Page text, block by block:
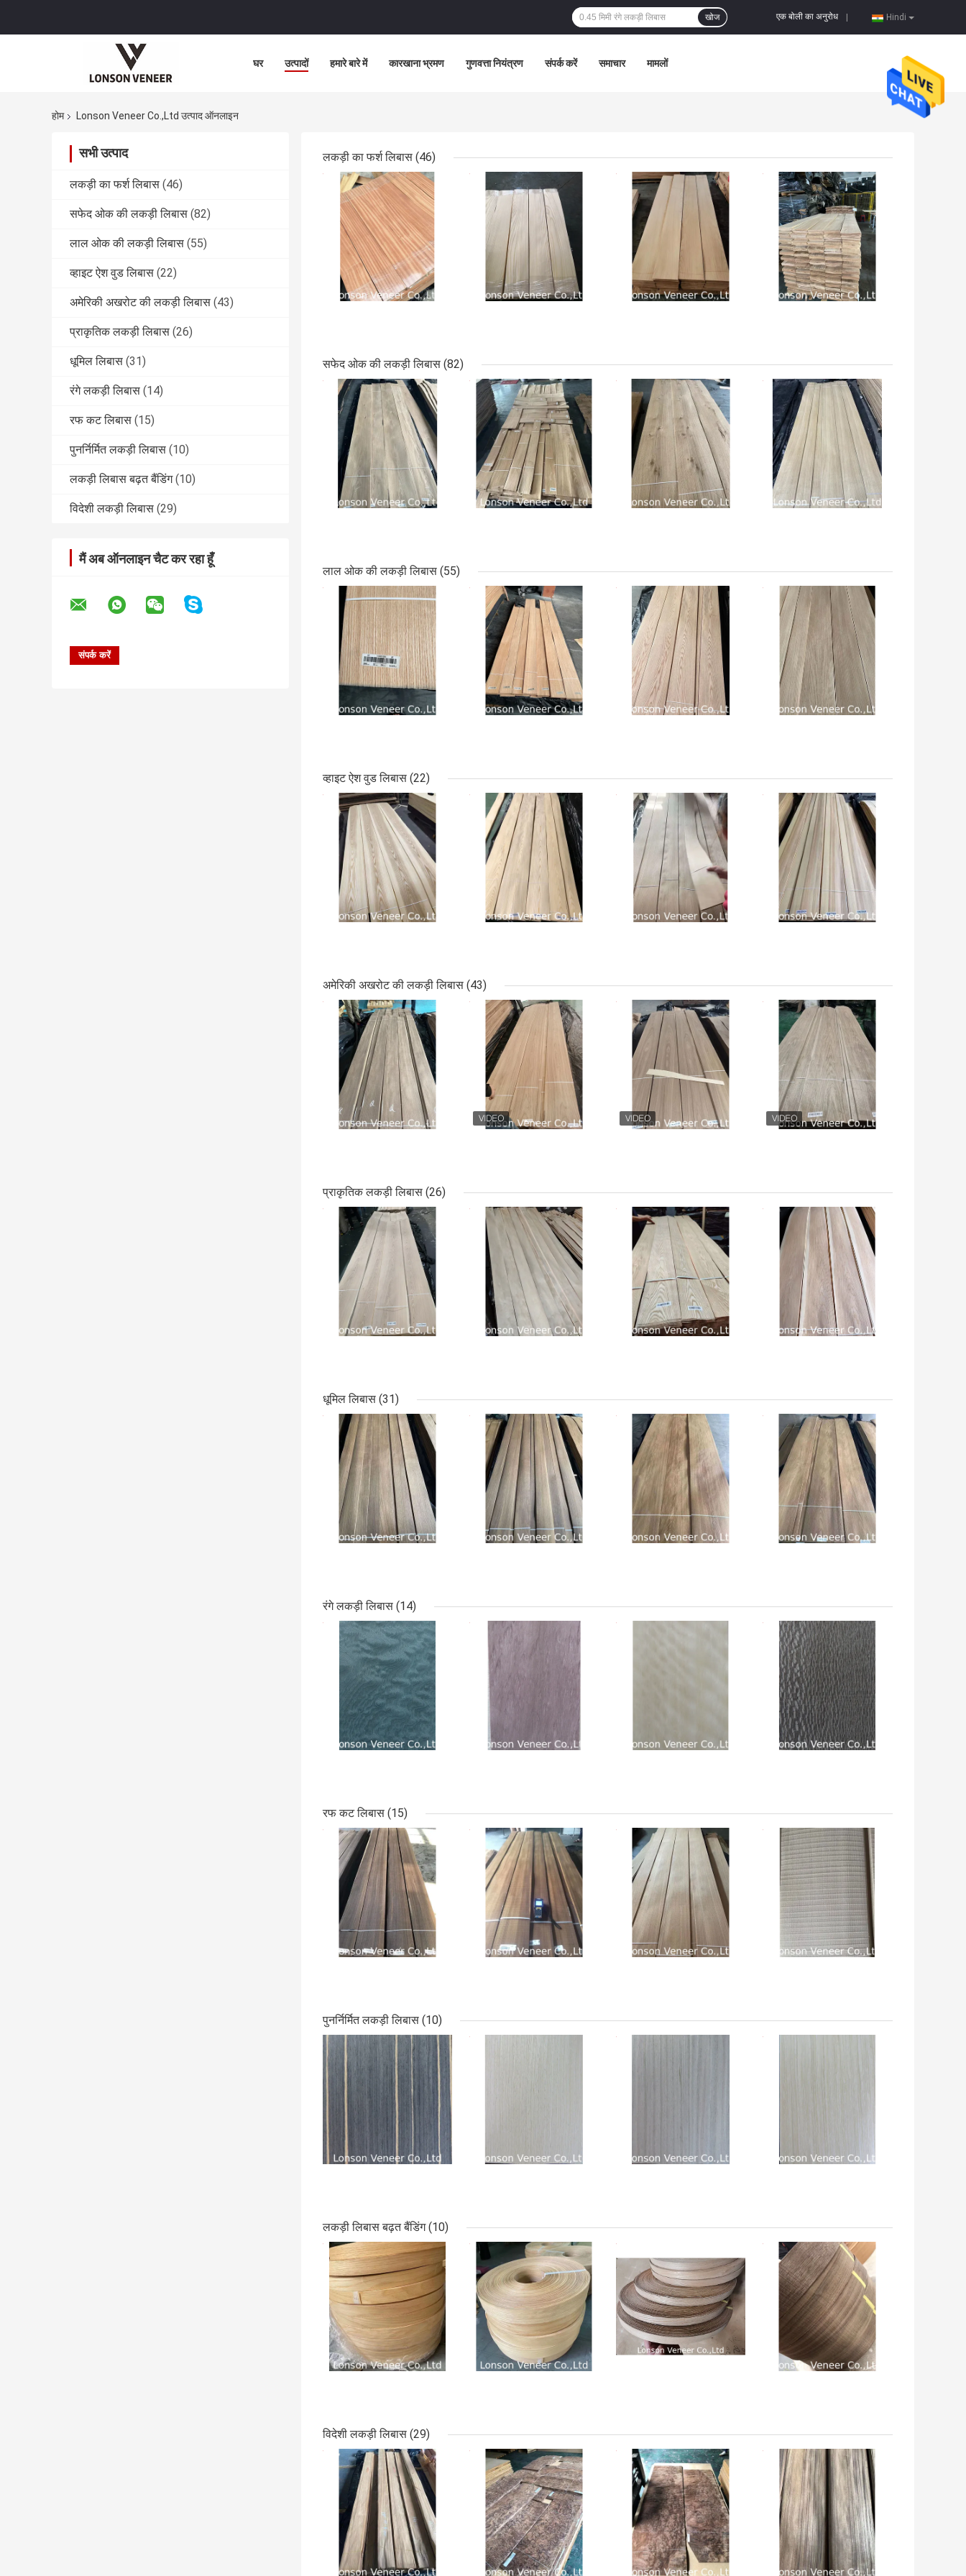
प्रस्तुत
Hindi
एक बोली का अनुरोध
खोज
घर उत्पादों हमारे बारे में कारखाना भ्रमण गुणवत्ता नियंत्रण संपर्क करें समाचार मामलों
होम Lonson Veneer Co.,Ltd उत्पाद ऑनलाइन
सभी उत्पाद
लकड़ी का फर्श लिबास (46)
सफेद ओक की लकड़ी लिबास (82)
लाल ओक की लकड़ी लिबास (55)
व्हाइट ऐश वुड लिबास (22)
अमेरिकी अखरोट की लकड़ी लिबास (43)
प्राकृतिक लकड़ी लिबास (26)
धूमिल लिबास (31)
रंगे लकड़ी लिबास (14)
रफ कट लिबास (15)
पुनर्निर्मित लकड़ी लिबास (10)
लकड़ी लिबास बढ़त बैंडिंग (10)
विदेशी लकड़ी लिबास (29)
मैं अब ऑनलाइन चैट कर रहा हूँ
लकड़ी का फर्श लिबास (46)
सबसे अच्छी कीमत सबसे अच्छी कीमत सबसे अच्छी कीमत सबसे अच्छी कीमत
सफेद ओक की लकड़ी लिबास (82)
सबसे अच्छी कीमत सबसे अच्छी कीमत सबसे अच्छी कीमत सबसे अच्छी कीमत
लाल ओक की लकड़ी लिबास (55)
सबसे अच्छी कीमत सबसे अच्छी कीमत सबसे अच्छी कीमत सबसे अच्छी कीमत
व्हाइट ऐश वुड लिबास (22)
सबसे अच्छी कीमत सबसे अच्छी कीमत सबसे अच्छी कीमत सबसे अच्छी कीमत
अमेरिकी अखरोट की लकड़ी लिबास (43)
सबसे अच्छी कीमत सबसे अच्छी कीमत सबसे अच्छी कीमत सबसे अच्छी कीमत
प्राकृतिक लकड़ी लिबास (26)
सबसे अच्छी कीमत सबसे अच्छी कीमत सबसे अच्छी कीमत सबसे अच्छी कीमत
धूमिल लिबास (31)
सबसे अच्छी कीमत सबसे अच्छी कीमत सबसे अच्छी कीमत सबसे अच्छी कीमत
रंगे लकड़ी लिबास (14)
सबसे अच्छी कीमत सबसे अच्छी कीमत सबसे अच्छी कीमत
रफ कट लिबास (15)
सबसे अच्छी कीमत सबसे अच्छी कीमत सबसे अच्छी कीमत सबसे अच्छी कीमत
पुनर्निर्मित लकड़ी लिबास (10)
सबसे अच्छी कीमत
लकड़ी लिबास बढ़त बैंडिंग (10)
सबसे अच्छी कीमत सबसे अच्छी कीमत सबसे अच्छी कीमत
विदेशी लकड़ी लिबास (29)
सबसे अच्छी कीमत सबसे अच्छी कीमत सबसे अच्छी कीमत सबसे अच्छी कीमत